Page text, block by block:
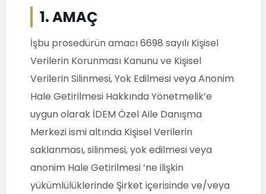
1. AMAÇ
İşbu prosedürün amacı 6698 sayılı Kişisel
Verilerin Korunması Kanunu ve Kişisel
Verilerin Silinmesi, Yok Edilmesi veya Anonim
Hale Getirilmesi Hakkında Yönetmelik’e
uygun olarak İDEM Özel Aile Danışma
Merkezi ismi altında Kişisel Verilerin
saklanması, silinmesi, yok edilmesi veya
anonim Hale Getirilmesi ’ne ilişkin
yükümlülüklerinde Şirket içerisinde ve/veya